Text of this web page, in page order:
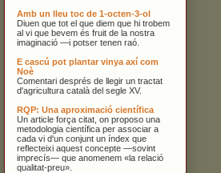
Amb un lleu toc de 1-octen-3-ol
Diuen que tot el que diem que hi trobem
al vi que bevem és fruit de la nostra
imaginació —i potser tenen raó.
E cascú pot plantar vinya axí com
Noè
Comentari després de llegir un tractat
d'agricultura català del segle XV.
RQP: Una aproximació científica
Un article força citat, on proposo una
metodologia científica per associar a
cada vi d'un conjunt un índex que
reflecteixi aquest concepte —sovint
imprecís— que anomenem «la relació
qualitat-preu».